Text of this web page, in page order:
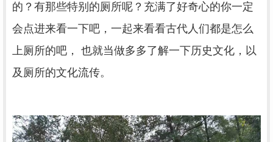
的？有那些特别的厕所呢？充满了好奇心的你一定
会点进来看一下吧，一起来看看古代人们都是怎么
上厕所的吧， 也就当做多多了解一下历史文化，以
及厕所的文化流传。